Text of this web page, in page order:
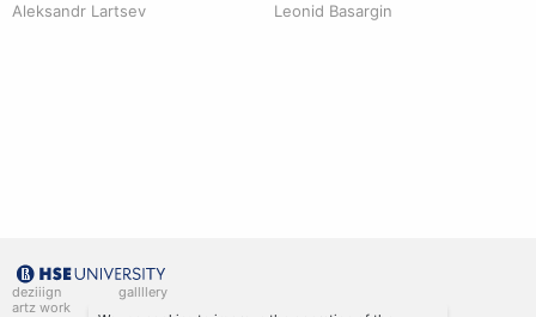
Аleksandr Lartsev Leonid Basargin
deziiign
artz work
gallllery